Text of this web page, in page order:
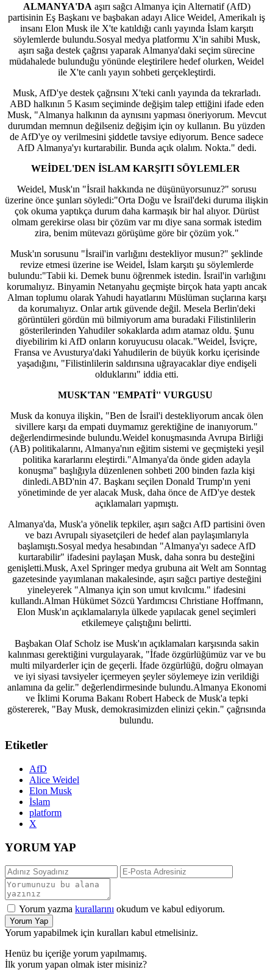
ALMANYA'DA aşırı sağcı Almanya için Alternatif (AfD)
partisinin Eş Başkanı ve başbakan adayı Alice Weidel, Amerikalı iş
insanı Elon Musk ile X'te katıldığı canlı yayında İslam karşıtı
söylemlerde bulundu.Sosyal medya platformu X'in sahibi Musk,
aşırı sağa destek çağrısı yaparak Almanya'daki seçim sürecine
müdahalede bulunduğu yönünde eleştirilere hedef olurken, Weidel
ile X'te canlı yayın sohbeti gerçekleştirdi.
Musk, AfD'ye destek çağrısını X'teki canlı yayında da tekrarladı.
ABD halkının 5 Kasım seçiminde değişim talep ettiğini ifade eden
Musk, "Almanya halkının da aynısını yapması öneriyorum. Mevcut
durumdan memnun değilseniz değişim için oy kullanın. Bu yüzden
de AfD'ye oy verilmesini şiddetle tavsiye ediyorum. Bence sadece
AfD Almanya'yı kurtarabilir. Bunda açık olalım. Nokta." dedi.
WEİDEL'DEN İSLAM KARŞITI SÖYLEMLER
Weidel, Musk'ın "İsrail hakkında ne düşünüyorsunuz?" sorusu
üzerine önce şunları söyledi:"Orta Doğu ve İsrail'deki duruma ilişkin
çok okuma yaptıkça durum daha karmaşık bir hal alıyor. Dürüst
olmam gerekirse olası bir çözüm var mı diye sana sormak istedim
zira, benim mütevazı görüşüme göre bir çözüm yok."
Musk'ın sorusunu "İsrail'in varlığını destekliyor musun?" şeklinde
revize etmesi üzerine ise Weidel, İslam karşıtı şu söylemlerde
bulundu:"Tabii ki. Demek bunu öğrenmek istedin. İsrail'in varlığını
korumalıyız. Binyamin Netanyahu geçmişte birçok hata yaptı ancak
Alman toplumu olarak Yahudi hayatlarını Müslüman suçlarına karşı
da korumalıyız. Onlar artık güvende değil. Mesela Berlin'deki
görüntüleri gördün mü bilmiyorum ama buradaki Filistinlilerin
gösterilerinden Yahudiler sokaklarda adım atamaz oldu. Şunu
diyebilirim ki AfD onların koruyucusu olacak."Weidel, İsviçre,
Fransa ve Avusturya'daki Yahudilerin de büyük korku içerisinde
yaşadığını, "Filistinlilerin saldırısına uğrayacaklar diye endişeli
olduklarını" iddia etti.
MUSK'TAN ''EMPATİ'' VURGUSU
Musk da konuya ilişkin, "Ben de İsrail'i destekliyorum ancak ölen
sivillere karşı da empati duymamız gerektiğine de inanıyorum."
değerlendirmesinde bulundu.Weidel konuşmasında Avrupa Birliği
(AB) politikalarını, Almanya'nın eğitim sistemi ve geçmişteki yeşil
politika kararlarını eleştirdi."Almanya'da önde giden adayla
konuşma" başlığıyla düzenlenen sohbeti 200 binden fazla kişi
dinledi.ABD'nin 47. Başkanı seçilen Donald Trump'ın yeni
yönetiminde de yer alacak Musk, daha önce de AfD'ye destek
açıklamaları yapmıştı.
Almanya'da, Musk'a yönelik tepkiler, aşırı sağcı AfD partisini öven
ve bazı Avrupalı siyasetçileri de hedef alan paylaşımlarıyla
başlamıştı.Sosyal medya hesabından "Almanya'yı sadece AfD
kurtarabilir" ifadesini paylaşan Musk, daha sonra bu desteğini
genişletti.Musk, Axel Springer medya grubuna ait Welt am Sonntag
gazetesinde yayımlanan makalesinde, aşırı sağcı partiye desteğini
yineleyerek "Almanya için son umut kıvılcımı." ifadesini
kullandı.Alman Hükümet Sözcü Yardımcısı Christiane Hoffmann,
Elon Musk'ın açıklamalarıyla ülkede yapılacak genel seçimleri
etkilemeye çalıştığını belirtti.
Başbakan Olaf Scholz ise Musk'ın açıklamaları karşısında sakin
kalınması gerektiğini vurgulayarak, "İfade özgürlüğümüz var ve bu
multi milyarderler için de geçerli. İfade özgürlüğü, doğru olmayan
ve iyi siyasi tavsiyeler içermeyen şeyler söylemeye izin verildiği
anlamına da gelir." değerlendirmesinde bulundu.Almanya Ekonomi
ve İklimi Koruma Bakanı Robert Habeck de Musk'a tepki
göstererek, "Bay Musk, demokrasimizden elinizi çekin." çağrısında
bulundu.
Etiketler
AfD
Alice Weidel
Elon Musk
İslam
platform
X
YORUM YAP
Yorum yazma kurallarını okudum ve kabul ediyorum.
Yorum Yap
Yorum yapabilmek için kuralları kabul etmelisiniz.
Henüz bu içeriğe yorum yapılmamış.
İlk yorum yapan olmak ister misiniz?